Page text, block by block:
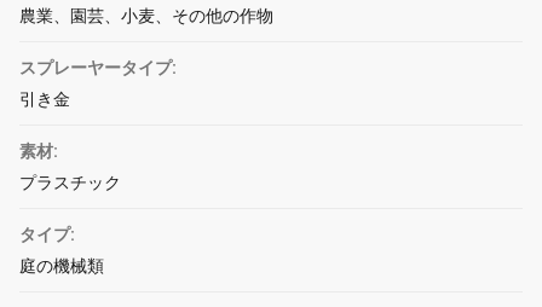
農業、園芸、小麦、その他の作物
スプレーヤータイプ:
引き金
素材:
プラスチック
タイプ:
庭の機械類